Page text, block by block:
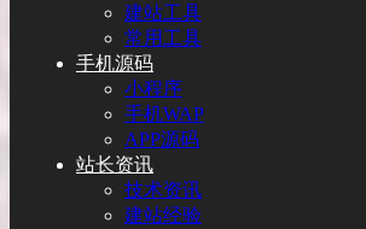
建站工具
常用工具
手机源码
小程序
手机WAP
APP源码
站长资讯
技术资讯
建站经验